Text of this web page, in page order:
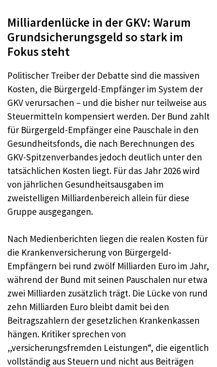
Milliardenlücke in der GKV: Warum
Grundsicherungsgeld so stark im
Fokus steht
Politischer Treiber der Debatte sind die massiven
Kosten, die Bürgergeld-Empfänger im System der
GKV verursachen – und die bisher nur teilweise aus
Steuermitteln kompensiert werden. Der Bund zahlt
für Bürgergeld-Empfänger eine Pauschale in den
Gesundheitsfonds, die nach Berechnungen des
GKV-Spitzenverbandes jedoch deutlich unter den
tatsächlichen Kosten liegt. Für das Jahr 2026 wird
von jährlichen Gesundheitsausgaben im
zweistelligen Milliardenbereich allein für diese
Gruppe ausgegangen.
Nach Medienberichten liegen die realen Kosten für
die Krankenversicherung von Bürgergeld-
Empfängern bei rund zwölf Milliarden Euro im Jahr,
während der Bund mit seinen Pauschalen nur etwa
zwei Milliarden zusätzlich trägt. Die Lücke von rund
zehn Milliarden Euro bleibt damit bei den
Beitragszahlern der gesetzlichen Krankenkassen
hängen. Kritiker sprechen von
„versicherungsfremden Leistungen“, die eigentlich
vollständig aus Steuern und nicht aus Beiträgen